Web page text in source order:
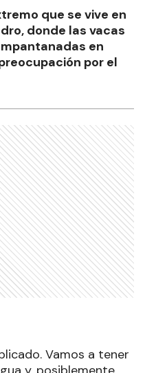
que se vive en
donde las vacas
en
por el
Vamos a tener